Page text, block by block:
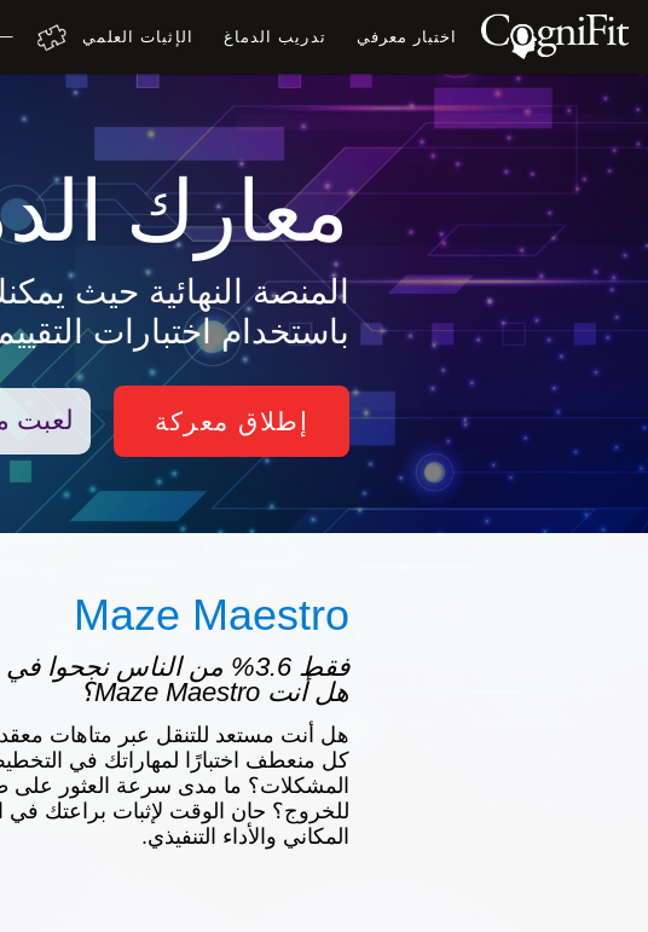
اختبار معرفي تدريب الدماغ الإثبات العلمي
معارك
المنصة النهائية حيث
باستخدام اختبارات
إطلاق معركة لعبت
Maze Maestro
فقط 3.6% من الناس نجحوا
هل أنت Maze Maestro؟
هل أنت مستعد للتنقل عبر متاهات
كل منعطف اختبارًا لمهاراتك في
المشكلات؟ ما مدى سرعة العثور على
للخروج؟ حان الوقت لإثبات براعتك في
المكاني والأداء التنفيذي.